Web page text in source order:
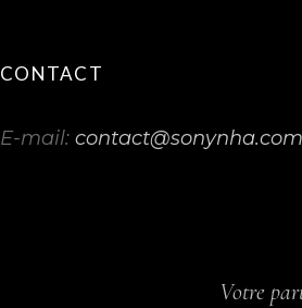
CONTACT
E-mail: contact@sonynha.com
Votre